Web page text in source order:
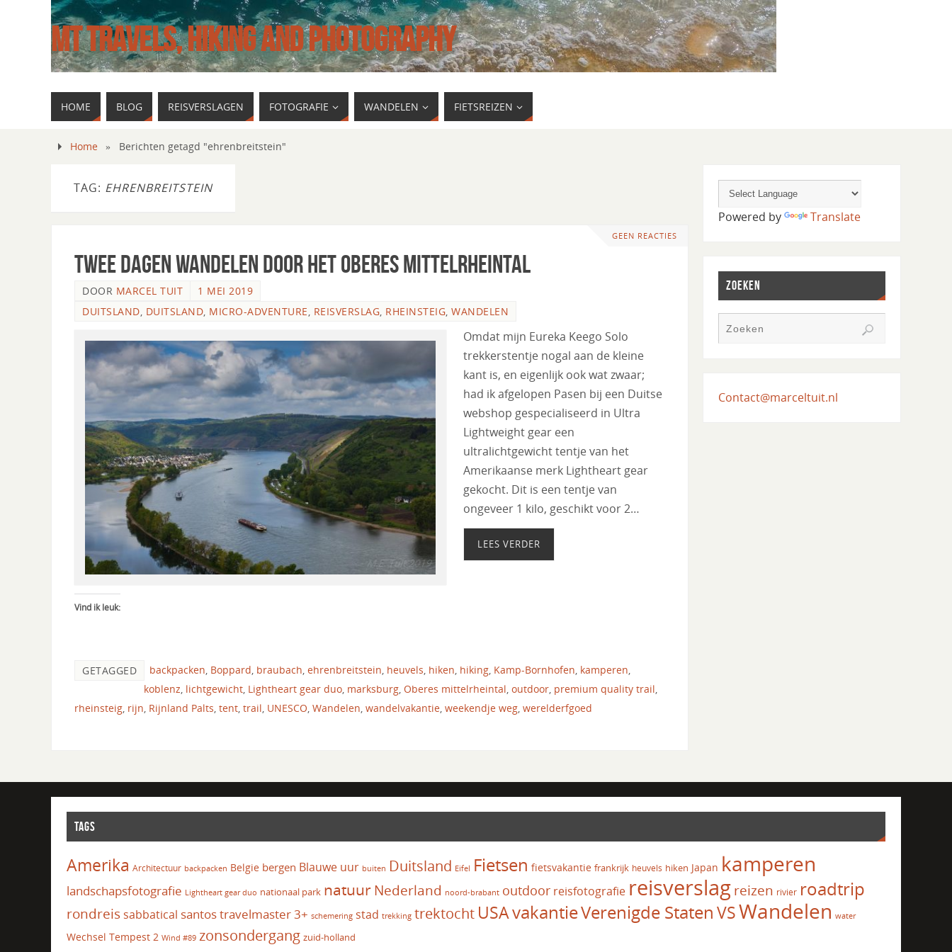
MT TRAVELS, HIKING AND PHOTOGRAPHY
HOME BLOG REISVERSLAGEN FOTOGRAFIE WANDELEN FIETSREIZEN
Home » Berichten getagd "ehrenbreitstein"
TAG: EHRENBREITSTEIN
GEEN REACTIES
Twee dagen wandelen door het Oberes Mittelrheintal
DOOR MARCEL TUIT
1 MEI 2019
DUITSLAND, DUITSLAND, MICRO-ADVENTURE, REISVERSLAG, RHEINSTEIG, WANDELEN
Omdat mijn Eureka Keego Solo
trekkerstentje nogal aan de kleine
kant is, en eigenlijk ook wat zwaar;
had ik afgelopen Pasen bij een Duitse
webshop gespecialiseerd in Ultra
Lightweight gear een
ultralichtgewicht tentje van het
Amerikaanse merk Lightheart gear
gekocht. Dit is een tentje van
ongeveer 1 kilo, geschikt voor 2…
LEES VERDER
Vind ik leuk:
GETAGGED backpacken, Boppard, braubach, ehrenbreitstein, heuvels, hiken, hiking, Kamp-Bornhofen, kamperen,
koblenz, lichtgewicht, Lightheart gear duo, marksburg, Oberes mittelrheintal, outdoor, premium quality trail,
rheinsteig, rijn, Rijnland Palts, tent, trail, UNESCO, Wandelen, wandelvakantie, weekendje weg, werelderfgoed
Powered by Translate
ZOEKEN
Contact@marceltuit.nl
TAGS
Amerika Architectuur backpacken Belgie bergen Blauwe uur buiten Duitsland Eifel Fietsen fietsvakantie frankrijk heuvels hiken Japan kamperen
landschapsfotografie Lightheart gear duo nationaal park natuur Nederland noord-brabant outdoor reisfotografie reisverslag reizen rivier roadtrip
rondreis sabbatical santos travelmaster 3+ schemering stad trekking trektocht USAvakantieVerenigde StatenVSWandelen water
Wechsel Tempest 2 Wind #89 zonsondergang zuid-holland